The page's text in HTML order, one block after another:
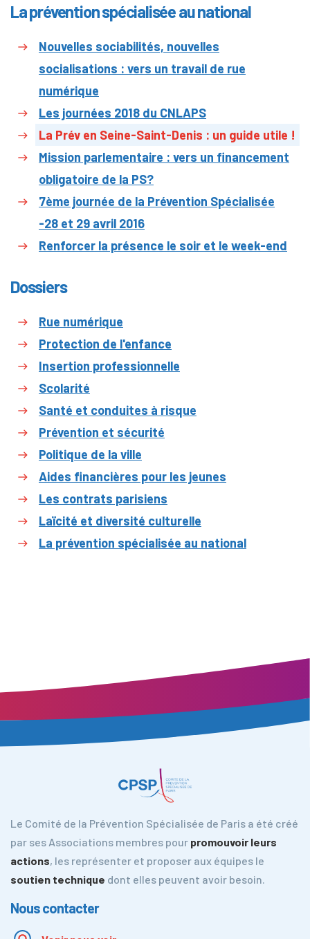
La prévention spécialisée au national
Nouvelles sociabilités, nouvelles
socialisations : vers un travail de rue
numérique
Les journées 2018 du CNLAPS
La Prév en Seine-Saint-Denis : un guide utile !
Mission parlementaire : vers un financement
obligatoire de la PS?
7ème journée de la Prévention Spécialisée
-28 et 29 avril 2016
Renforcer la présence le soir et le week-end
Dossiers
Rue numérique
Protection de l'enfance
Insertion professionnelle
Scolarité
Santé et conduites à risque
Prévention et sécurité
Politique de la ville
Aides financières pour les jeunes
Les contrats parisiens
Laïcité et diversité culturelle
La prévention spécialisée au national
Le Comité de la Prévention Spécialisée de Paris a été créé
par ses Associations membres pour promouvoir leurs
actions, les représenter et proposer aux équipes le
soutien technique dont elles peuvent avoir besoin.
Nous contacter